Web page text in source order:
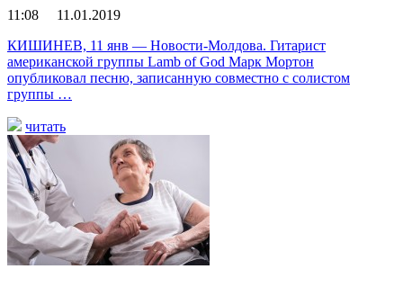
11:08 11.01.2019
КИШИНЕВ, 11 янв — Новости-Молдова. Гитарист
американской группы Lamb of God Марк Мортон
опубликовал песню, записанную совместно с солистом
группы …
читать